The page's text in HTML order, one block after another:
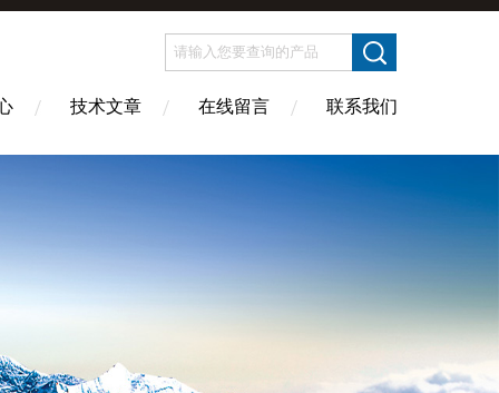
技术文章 在线留言 联系我们